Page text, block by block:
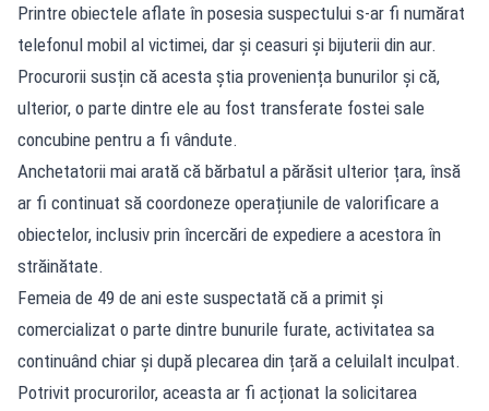
Printre obiectele aflate în posesia suspectului s-ar fi numărat
telefonul mobil al victimei, dar și ceasuri și bijuterii din aur.
Procurorii susțin că acesta știa proveniența bunurilor și că,
ulterior, o parte dintre ele au fost transferate fostei sale
concubine pentru a fi vândute.
Anchetatorii mai arată că bărbatul a părăsit ulterior țara, însă
ar fi continuat să coordoneze operațiunile de valorificare a
obiectelor, inclusiv prin încercări de expediere a acestora în
străinătate.
Femeia de 49 de ani este suspectată că a primit și
comercializat o parte dintre bunurile furate, activitatea sa
continuând chiar și după plecarea din țară a celuilalt inculpat.
Potrivit procurorilor, aceasta ar fi acționat la solicitarea